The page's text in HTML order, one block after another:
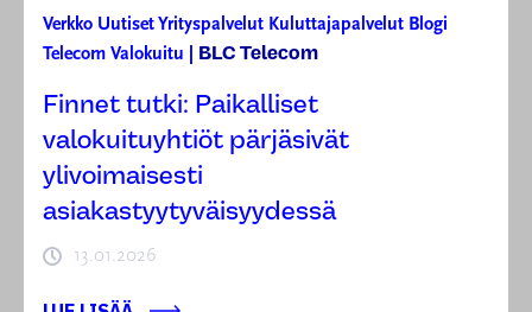
Verkko UutisetYrityspalvelut Kuluttajapalvelut Blogi
Telecom Valokuitu BLC Telecom
Finnet tutki: Paikalliset
valokuituyhtiöt pärjäsivät
ylivoimaisesti
asiakastyytyväisyydessä
13.01.2026